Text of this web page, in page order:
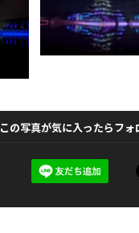
この写真が気に入ったらフォ